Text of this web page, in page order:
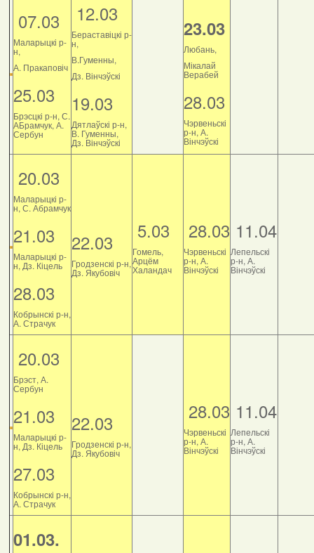
07.03
Маларыцкі р-
н,
А. Пракаповіч
25.03
Брэсцкі р-н, С.
АБрамчук, А.
Сербун
12.03
Бераставіцкі р-
н,
В.Гуменны,
Дз. Вінчэўскі
19.03
Дятлаўскі р-н,
В. Гуменны,
Дз. Вінчэўскі
23.03
Любань,
Мікалай
Верабей
28.03
Чэрвеньскі
р-н, А.
Вінчэўскі
20.03
Маларыцкі р-
н, С. Абрамчук
21.03
Маларыцкі р-
н, Дз. Кіцель
28.03
Кобрынскі р-н,
А. Страчук
22.03
Гродзенскі р-н,
Дз. Якубовіч
5.03
Гомель,
Арцём
Халандач
28.03
Чэрвеньскі
р-н, А.
Вінчэўскі
11.04
Лепельскі
р-н, А.
Вінчэўскі
20.03
Брэст, А.
Сербун
21.03
Маларыцкі р-
н, Дз. Кіцель
27.03
Кобрынскі р-н,
А. Страчук
22.03
Гродзенскі р-н,
Дз. Якубовіч
28.03
Чэрвеньскі
р-н, А.
Вінчэўскі
11.04
Лепельскі
р-н, А.
Вінчэўскі
01.03.